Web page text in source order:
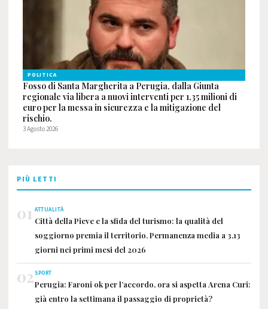
POLITICA
Fosso di Santa Margherita a Perugia, dalla Giunta
regionale via libera a nuovi interventi per 1,35 milioni di
euro per la messa in sicurezza e la mitigazione del
rischio.
3 Agosto 2026
PIÙ LETTI
01 ATTUALITÀ
Città della Pieve e la sfida del turismo: la qualità del
soggiorno premia il territorio. Permanenza media a 3,13
giorni nei primi mesi del 2026
02SPORT
Perugia: Faroni ok per l’accordo, ora si aspetta Arena Curi:
già entro la settimana il passaggio di proprietà?